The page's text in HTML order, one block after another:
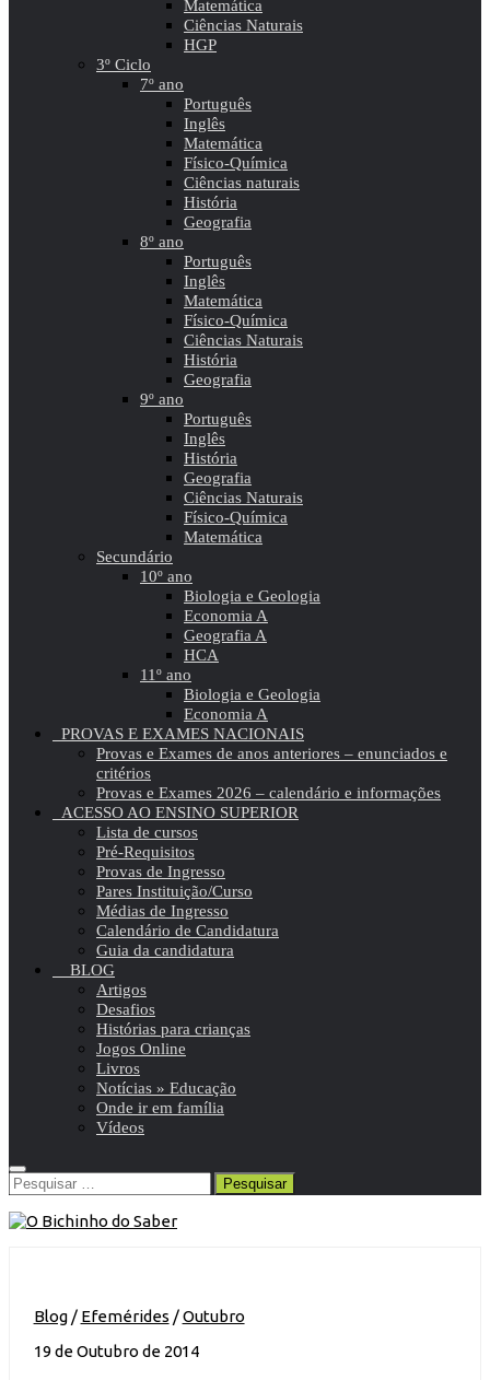
Matemática
Ciências Naturais
HGP
3º Ciclo
7º ano
Português
Inglês
Matemática
Físico-Química
Ciências naturais
História
Geografia
8º ano
Português
Inglês
Matemática
Físico-Química
Ciências Naturais
História
Geografia
9º ano
Português
Inglês
História
Geografia
Ciências Naturais
Físico-Química
Matemática
Secundário
10º ano
Biologia e Geologia
Economia A
Geografia A
HCA
11º ano
Biologia e Geologia
Economia A
PROVAS E EXAMES NACIONAIS
Provas e Exames de anos anteriores – enunciados e
critérios
Provas e Exames 2026 – calendário e informações
ACESSO AO ENSINO SUPERIOR
Lista de cursos
Pré-Requisitos
Provas de Ingresso
Pares Instituição/Curso
Médias de Ingresso
Calendário de Candidatura
Guia da candidatura
BLOG
Artigos
Desafios
Histórias para crianças
Jogos Online
Livros
Notícias » Educação
Onde ir em família
Vídeos
Pesquisar
por:
Blog/ Efemérides /Outubro
19 de Outubro de 2014